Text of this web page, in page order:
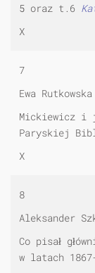
5 oraz t.6
X
7
Ewa Rutkowska
Mickiewicz i
Paryskiej
X
8
Aleksander
Co pisał
w latach